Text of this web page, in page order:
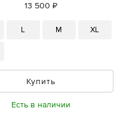
13 500 ₽
L M XL
Купить
Есть в наличии